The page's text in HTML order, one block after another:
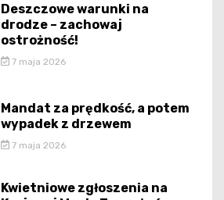
Deszczowe warunki na
drodze – zachowaj
ostrożność!
7 maja 2026
Mandat za prędkość, a potem
wypadek z drzewem
7 maja 2026
Kwietniowe zgłoszenia na